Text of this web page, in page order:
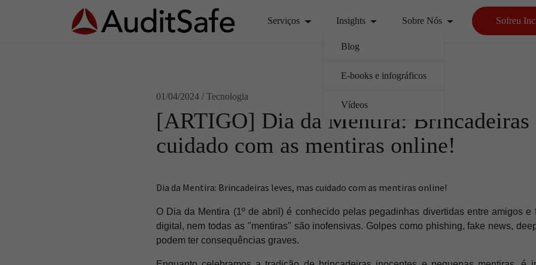
Serviços Insights
Blog
E-books e infográficos
Vídeos
Sobre Nós Sofreu
01/04/2024 / Tecnologia
[ARTIGO] Dia da Mentira: Brincadeiras
cuidado com as mentiras online!
Dia da Mentira: Brincadeiras leves, mas cuidado com as mentiras online!
O Dia da Mentira (1º de abril) é conhecido pelas pegadinhas divertidas entre amigos e
digital, nem todas as "mentiras" são inofensivas. Golpes como phishing, fake news,
podem ter consequências graves.